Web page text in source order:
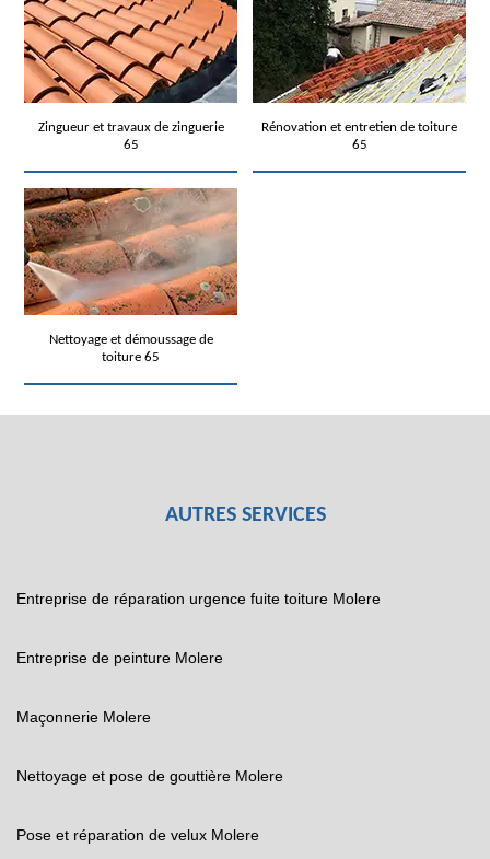
Zingueur et travaux de zinguerie
65
Rénovation et entretien de toiture
65
Nettoyage et démoussage de
toiture 65
AUTRES SERVICES
Entreprise de réparation urgence fuite toiture Molere
Entreprise de peinture Molere
Maçonnerie Molere
Nettoyage et pose de gouttière Molere
Pose et réparation de velux Molere